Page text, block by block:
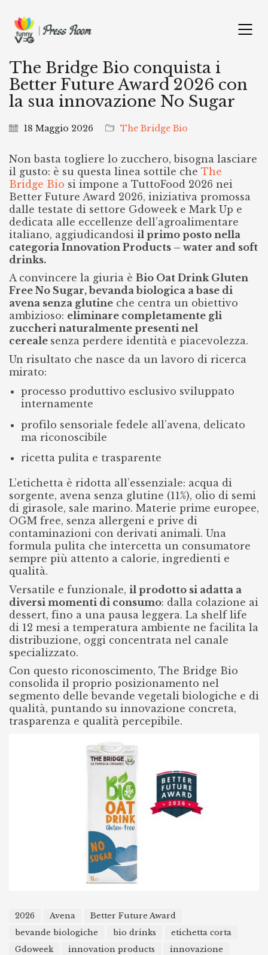
The Bridge Bio conquista i
Better Future Award 2026 con
la sua innovazione No Sugar
18 Maggio 2026 The Bridge Bio
Non basta togliere lo zucchero, bisogna lasciare
il gusto: è su questa linea sottile che The
Bridge Bio si impone a TuttoFood 2026 nei
Better Future Award 2026, iniziativa promossa
dalle testate di settore Gdoweek e Mark Up e
dedicata alle eccellenze dell’agroalimentare
italiano, aggiudicandosi il primo posto nella
categoria Innovation Products – water and soft
drinks.
A convincere la giuria è Bio Oat Drink Gluten
Free No Sugar, bevanda biologica a base di
avena senza glutine che centra un obiettivo
ambizioso: eliminare completamente gli
zuccheri naturalmente presenti nel
cereale senza perdere identità e piacevolezza.
Un risultato che nasce da un lavoro di ricerca
mirato:
processo produttivo esclusivo sviluppato
internamente
profilo sensoriale fedele all’avena, delicato
ma riconoscibile
ricetta pulita e trasparente
L’etichetta è ridotta all’essenziale: acqua di
sorgente, avena senza glutine (11%), olio di semi
di girasole, sale marino. Materie prime europee,
OGM free, senza allergeni e prive di
contaminazioni con derivati animali. Una
formula pulita che intercetta un consumatore
sempre più attento a calorie, ingredienti e
qualità.
Versatile e funzionale, il prodotto si adatta a
diversi momenti di consumo: dalla colazione ai
dessert, fino a una pausa leggera. La shelf life
di 12 mesi a temperatura ambiente ne facilita la
distribuzione, oggi concentrata nel canale
specializzato.
Con questo riconoscimento, The Bridge Bio
consolida il proprio posizionamento nel
segmento delle bevande vegetali biologiche e di
qualità, puntando su innovazione concreta,
trasparenza e qualità percepibile.
2026 Avena
Better Future Award
bevande biologiche
bio drinks
etichetta corta
Gdoweek
innovation products
innovazione